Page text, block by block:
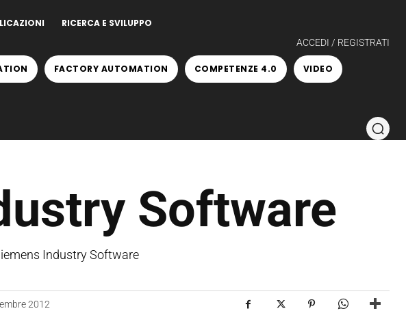
RICERCA E SVILUPPO
ACCEDI / REGISTRATI
FACTORY AUTOMATION COMPETENZE 4.0 VIDEO
Software
Industry Software
2012